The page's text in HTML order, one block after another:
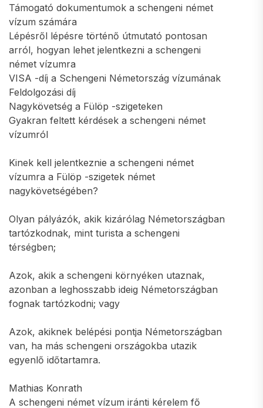
Támogató dokumentumok a schengeni német
vízum számára
Lépésről lépésre történő útmutató pontosan
arról, hogyan lehet jelentkezni a schengeni
német vízumra
VISA -díj a Schengeni Németország vízumának
Feldolgozási díj
Nagykövetség a Fülöp -szigeteken
Gyakran feltett kérdések a schengeni német
vízumról
Kinek kell jelentkeznie a schengeni német
vízumra a Fülöp -szigetek német
nagykövetségében?
Olyan pályázók, akik kizárólag Németországban
tartózkodnak, mint turista a schengeni
térségben;
Azok, akik a schengeni környéken utaznak,
azonban a leghosszabb ideig Németországban
fognak tartózkodni; vagy
Azok, akiknek belépési pontja Németországban
van, ha más schengeni országokba utazik
egyenlő időtartamra.
Mathias Konrath
A schengeni német vízum iránti kérelem fő